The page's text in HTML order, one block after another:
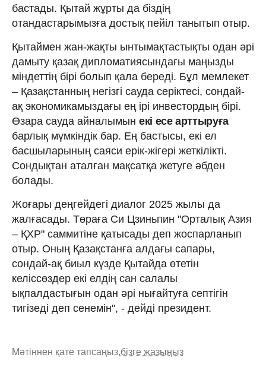
бастады. Қытай жұрты да біздің
отандастарымызға достық пейіл танытып отыр.
Қытаймен жан-жақты ынтымақтастықты одан әрі
дамыту қазақ дипломатиясындағы маңызды
міндеттің бірі болып қала береді. Бұл мемлекет
– Қазақстанның негізгі сауда серіктесі, сондай-
ақ экономикамыздағы ең ірі инвестордың бірі.
Өзара сауда айналымын екі есе арттыруға
барлық мүмкіндік бар. Ең бастысы, екі ел
басшыларының саяси ерік-жігері жеткілікті.
Сондықтан аталған мақсатқа жетуге әбден
болады.
Жоғары деңгейдегі диалог 2025 жылы да
жалғасады. Төраға Си Цзиньпин "Орталық Азия
– ҚХР" саммитіне қатысады деп жоспарланып
отыр. Оның Қазақстанға алдағы сапары,
сондай-ақ биыл күзде Қытайда өтетін
келіссөздер екі елдің сан салалы
ықпалдастығын одан әрі нығайтуға септігін
тигізеді деп сенемін", - дейді президент.
Мәтіннен қате тапсаңыз,бізге жазыңыз